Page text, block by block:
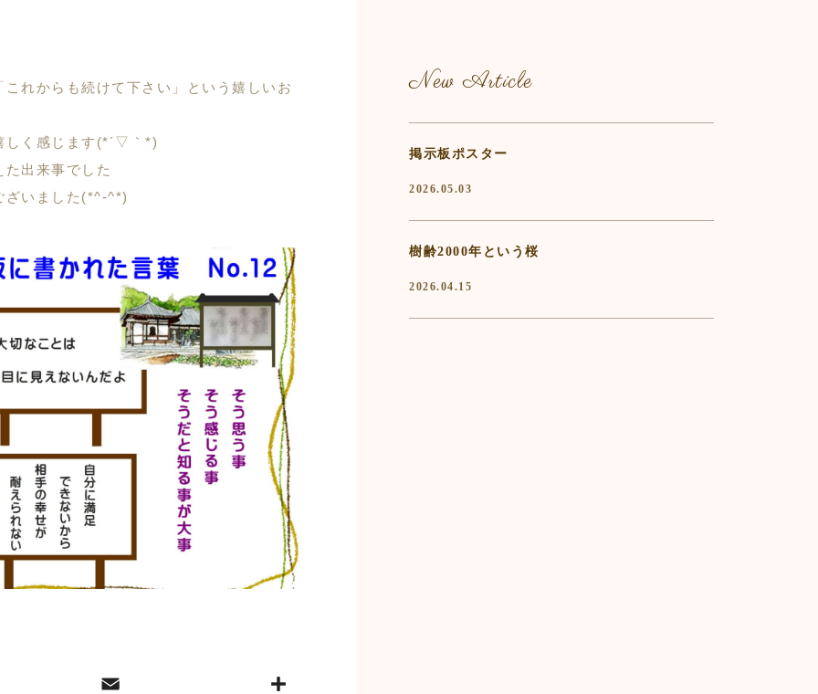
れからも続けて下さい」という嬉しいお
しく感じます(*´▽｀*)
出来事でした
ざいました(*^-^*)
New Article
掲示板ポスター
2026.05.03
樹齢2000年という桜
2026.04.15